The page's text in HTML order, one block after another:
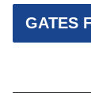
GATES